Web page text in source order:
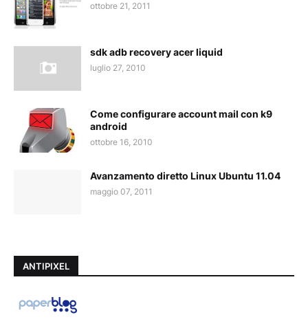
ottobre 21, 2011
sdk adb recovery acer liquid
luglio 27, 2010
Come configurare account mail con k9
android
ottobre 16, 2010
Avanzamento diretto Linux Ubuntu 11.04
maggio 07, 2011
ANTIPIXEL